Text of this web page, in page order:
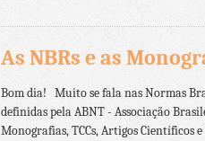
As NBRs e as
Bom dia! Muito se fala nas Normas
definidas pela ABNT - Associação
Monografias, TCCs, Artigos Científicos